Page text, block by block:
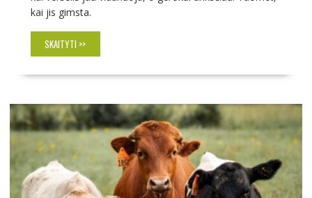
kai jis gimsta.
SKAITYTI >>